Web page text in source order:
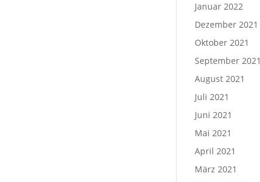
Januar 2022
Dezember 2021
Oktober 2021
September 2021
August 2021
Juli 2021
Juni 2021
Mai 2021
April 2021
März 2021